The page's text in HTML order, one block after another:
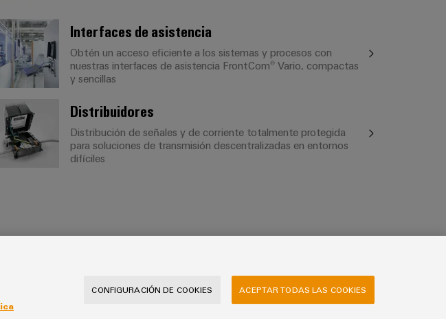
Interfaces de asistencia
Obtén un acceso eficiente a los sistemas y procesos con
nuestras interfaces de asistencia FrontCom® Vario, compactas
y sencillas
Distribuidores
Distribución de señales y de corriente totalmente protegida
para soluciones de transmisión descentralizadas en entornos
difíciles
CONFIGURACIÓN DE COOKIES ACEPTAR TODAS LAS COOKIES